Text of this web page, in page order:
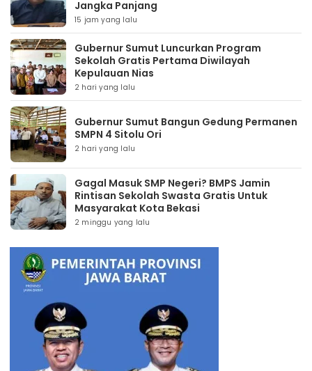
Jangka Panjang
15 jam yang lalu
Gubernur Sumut Luncurkan Program
Sekolah Gratis Pertama Diwilayah
Kepulauan Nias
2 hari yang lalu
Gubernur Sumut Bangun Gedung Permanen
SMPN 4 Sitolu Ori
2 hari yang lalu
Gagal Masuk SMP Negeri? BMPS Jamin
Rintisan Sekolah Swasta Gratis Untuk
Masyarakat Kota Bekasi
2 minggu yang lalu